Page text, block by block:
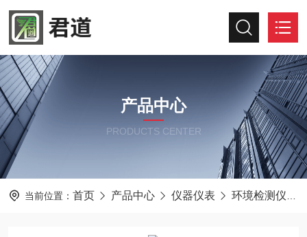
产品中心
PRODUCTS CENTER
当前位置： 首页 产品中心 仪器仪表 环境检测仪器